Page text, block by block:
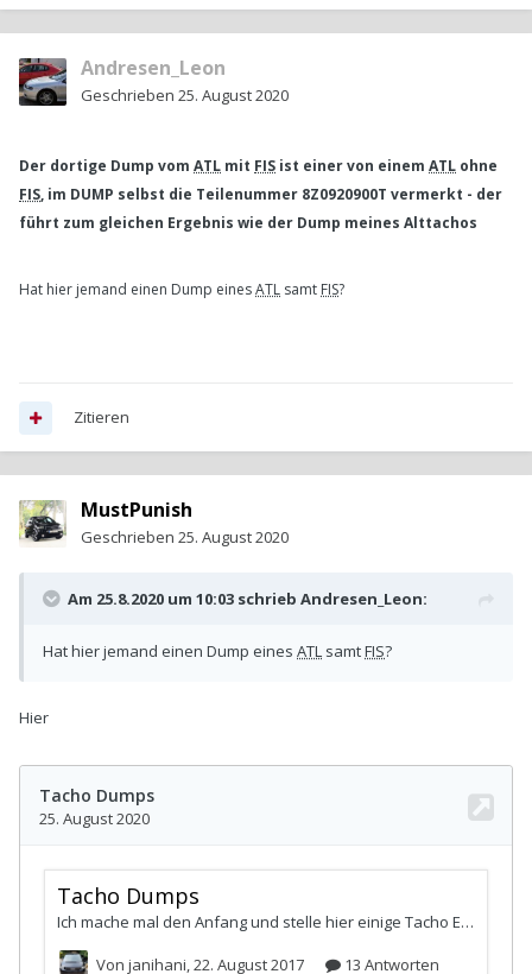
Andresen_Leon
Geschrieben 25. August 2020
Der dortige Dump vom ATL mit FIS ist einer von einem ATL ohne
FIS, im DUMP selbst die Teilenummer 8Z0920900T vermerkt - der
führt zum gleichen Ergebnis wie der Dump meines Alttachos
Hat hier jemand einen Dump einesATL samt FIS?
Zitieren
MustPunish
Geschrieben 25. August 2020
Am 25.8.2020 um 10:03 schrieb Andresen_Leon:
Hat hier jemand einen Dump eines ATL samtFIS?
Hier